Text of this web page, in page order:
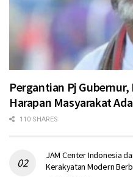
Pergantian Pj
Harapan Masyarakat
110 SHARES
JAM Center Indonesia
Kerakyatan Modern